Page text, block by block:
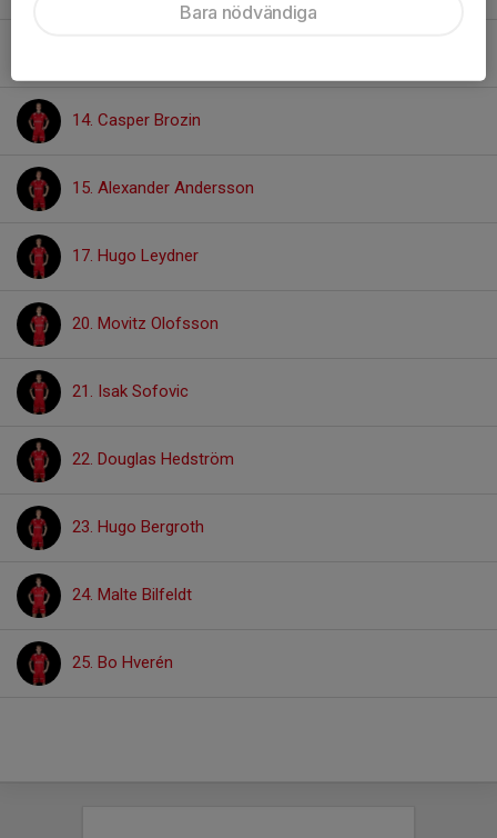
14. Casper Brozin
15. Alexander Andersson
17. Hugo Leydner
20. Movitz Olofsson
21. Isak Sofovic
22. Douglas Hedström
23. Hugo Bergroth
24. Malte Bilfeldt
25. Bo Hverén
Bara nödvändiga